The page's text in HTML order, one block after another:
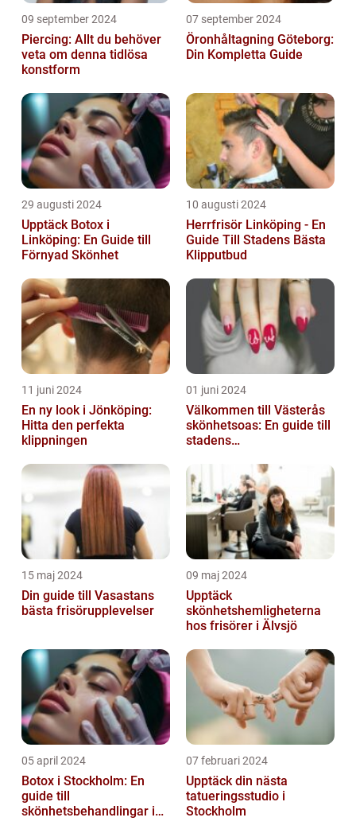
09 september 2024
Piercing: Allt du behöver
veta om denna tidlösa
konstform
07 september 2024
Öronhåltagning Göteborg:
Din Kompletta Guide
29 augusti 2024
Upptäck Botox i
Linköping: En Guide till
Förnyad Skönhet
10 augusti 2024
Herrfrisör Linköping - En
Guide Till Stadens Bästa
Klipputbud
11 juni 2024
En ny look i Jönköping:
Hitta den perfekta
klippningen
01 juni 2024
Välkommen till Västerås
skönhetsoas: En guide till
stadens
15 maj 2024
Din guide till Vasastans
bästa frisörupplevelser
09 maj 2024
Upptäck
skönhetshemligheterna
hos frisörer i Älvsjö
05 april 2024
Botox i Stockholm: En
guide till
skönhetsbehandlingar i
07 februari 2024
Upptäck din nästa
tatueringsstudio i
Stockholm